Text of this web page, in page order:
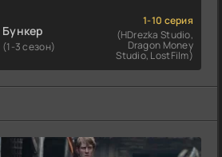
Бункер
(1-3 сезон)
1-10 серия
(HDrezka Studio,
Dragon Money
Studio, LostFilm)